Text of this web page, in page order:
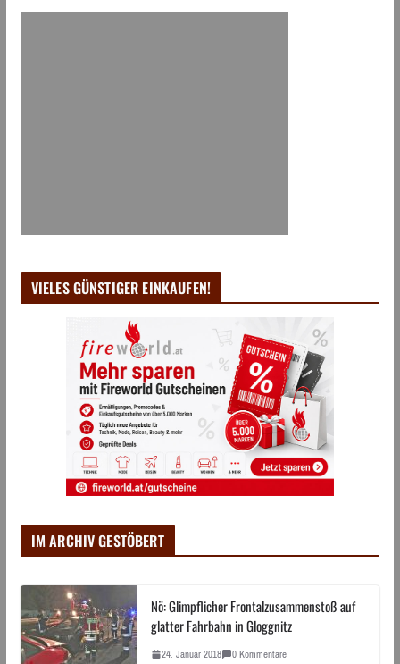
VIELES GÜNSTIGER EINKAUFEN!
IM ARCHIV GESTÖBERT
Nö: Glimpflicher Frontalzusammenstoß auf
glatter Fahrbahn in Gloggnitz
24. Januar 2018 0 Kommentare